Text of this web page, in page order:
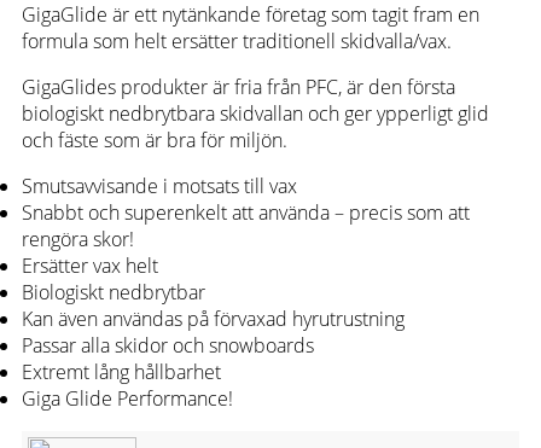
GigaGlide är ett nytänkande företag som tagit fram en
formula som helt ersätter traditionell skidvalla/vax.
GigaGlides produkter är fria från PFC, är den första
biologiskt nedbrytbara skidvallan och ger ypperligt glid
och fäste som är bra för miljön.
Smutsavvisande i motsats till vax
Snabbt och superenkelt att använda – precis som att
rengöra skor!
Ersätter vax helt
Biologiskt nedbrytbar
Kan även användas på förvaxad hyrutrustning
Passar alla skidor och snowboards
Extremt lång hållbarhet
Giga Glide Performance!